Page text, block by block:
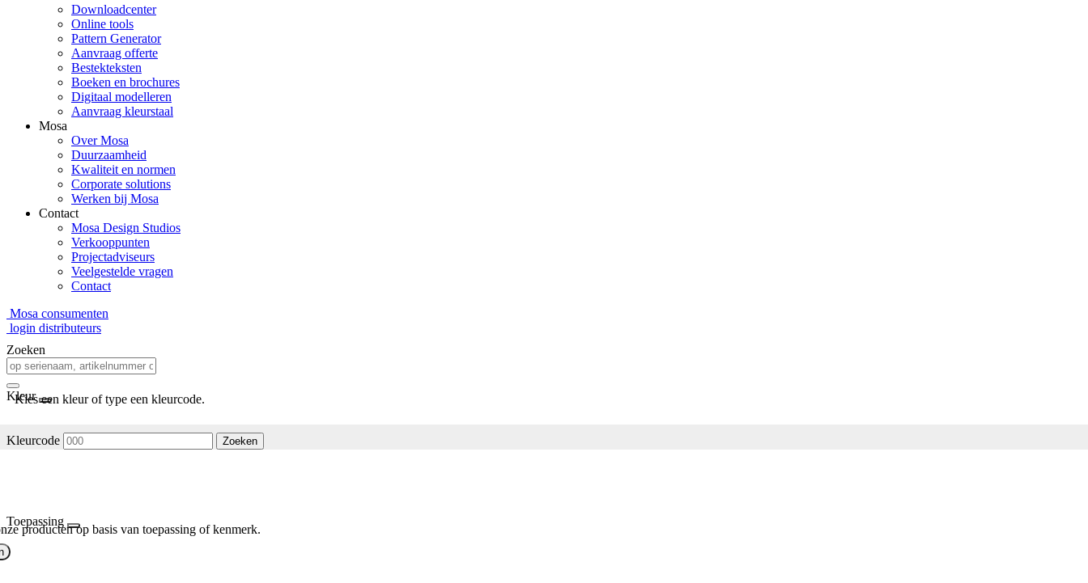
Downloadcenter
Online tools
Pattern Generator
Aanvraag offerte
Bestekteksten
Boeken en brochures
Digitaal modelleren
Aanvraag kleurstaal
Mosa
Over Mosa
Duurzaamheid
Kwaliteit en normen
Corporate solutions
Werken bij Mosa
Contact
Mosa Design Studios
Verkooppunten
Projectadviseurs
Veelgestelde vragen
Contact
Mosa consumenten
login distributeurs
Zoeken
Kleur
Kies een kleur of type een kleurcode.
Kleurcode Zoeken
Toepassing
producten op basis van toepassing of kenmerk.